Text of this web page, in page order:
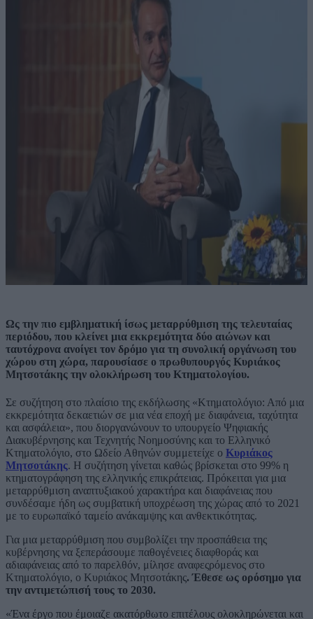
Ως την πιο εμβληματική ίσως μεταρρύθμιση της τελευταίας
περιόδου, που κλείνει μια εκκρεμότητα δύο αιώνων και
ταυτόχρονα ανοίγει τον δρόμο για τη συνολική οργάνωση του
χώρου στη χώρα, παρουσίασε ο πρωθυπουργός Κυριάκος
Μητσοτάκης την ολοκλήρωση του Κτηματολογίου.
Σε συζήτηση στο πλαίσιο της εκδήλωσης «Κτηματολόγιο: Από μια
εκκρεμότητα δεκαετιών σε μια νέα εποχή με διαφάνεια, ταχύτητα
και ασφάλεια», που διοργανώνουν το υπουργείο Ψηφιακής
Διακυβέρνησης και Τεχνητής Νοημοσύνης και το Ελληνικό
Κτηματολόγιο, στο Ωδείο Αθηνών συμμετείχε ο Κυριάκος
Μητσοτάκης. Η συζήτηση γίνεται καθώς βρίσκεται στο 99% η
κτηματογράφηση της ελληνικής επικράτειας. Πρόκειται για μια
μεταρρύθμιση αναπτυξιακού χαρακτήρα και διαφάνειας που
συνδέσαμε ήδη ως συμβατική υποχρέωση της χώρας από το 2021
με το ευρωπαϊκό ταμείο ανάκαμψης και ανθεκτικότητας.
Για μια μεταρρύθμιση που συμβολίζει την προσπάθεια της
κυβέρνησης να ξεπεράσουμε παθογένειες διαφθοράς και
αδιαφάνειας από το παρελθόν, μίλησε αναφεςρόμενος στο
Κτηματολόγιο, ο Κυριάκος Μητσοτάκης. Έθεσε ως ορόσημο για
την αντιμετώπισή τους το 2030.
«Ένα έργο που έμοιαζε ακατόρθωτο επιτέλους ολοκληρώνεται και